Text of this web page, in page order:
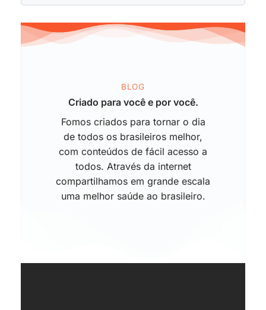
BLOG
Criado para você e por você.
Fomos criados para tornar o dia
de todos os brasileiros melhor,
com conteúdos de fácil acesso a
todos. Através da internet
compartilhamos em grande escala
uma melhor saúde ao brasileiro.